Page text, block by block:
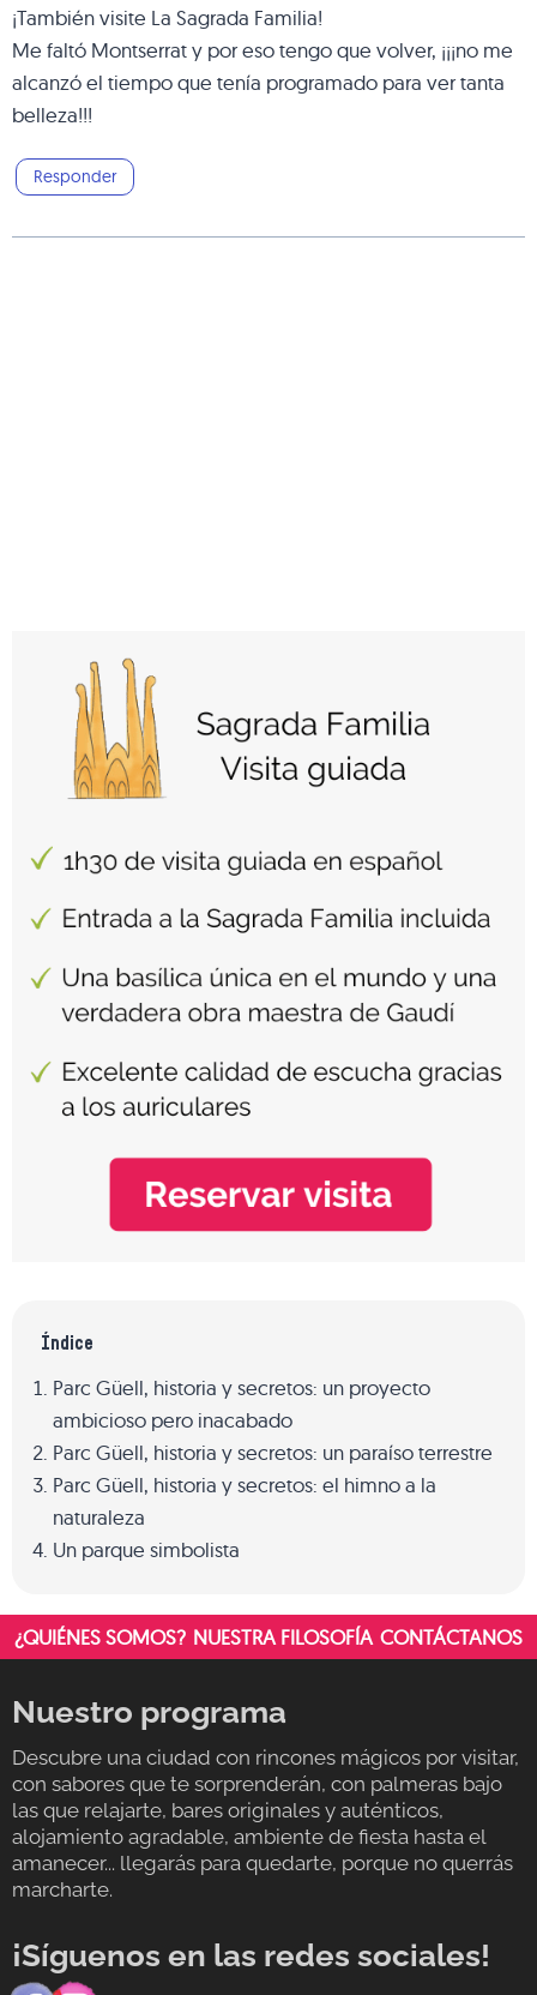
¡También visite La Sagrada Familia!
Me faltó Montserrat y por eso tengo que volver, ¡¡¡no me
alcanzó el tiempo que tenía programado para ver tanta
belleza!!!
Responder
Índice
Parc Güell, historia y secretos: un proyecto
ambicioso pero inacabado
Parc Güell, historia y secretos: un paraíso terrestre
Parc Güell, historia y secretos: el himno a la
naturaleza
Un parque simbolista
¿QUIÉNES SOMOS? NUESTRA FILOSOFÍA CONTÁCTANOS
Nuestro programa
Descubre una ciudad con rincones mágicos por visitar,
con sabores que te sorprenderán, con palmeras bajo
las que relajarte, bares originales y auténticos,
alojamiento agradable, ambiente de fiesta hasta el
amanecer... llegarás para quedarte, porque no querrás
marcharte.
¡Síguenos en las redes sociales!